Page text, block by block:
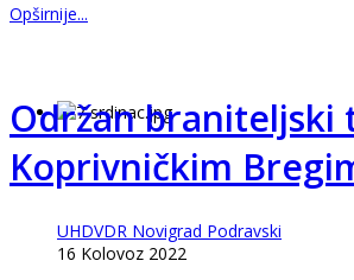
Opširnije...
Održan braniteljski
Koprivničkim
UHDVDR Novigrad Podravski
16 Kolovoz 2022